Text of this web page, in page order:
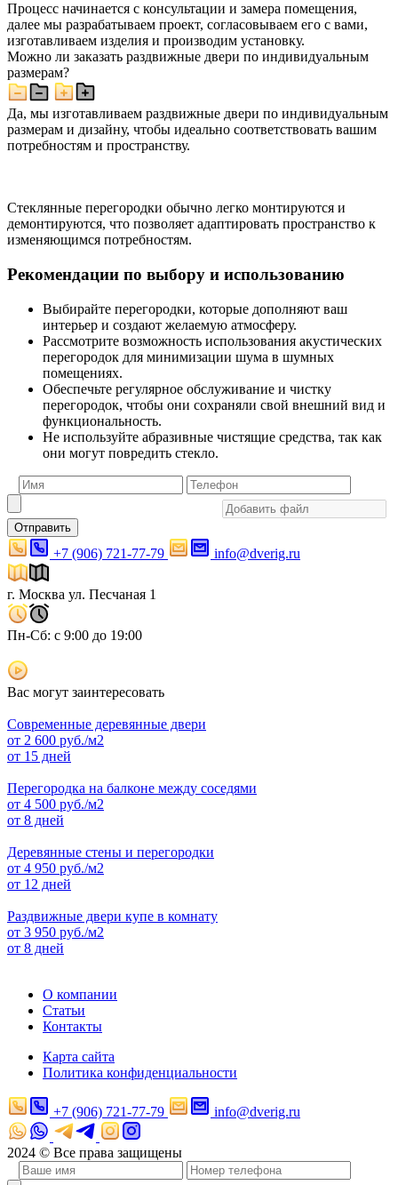
Процесс начинается с консультации и замера помещения,
далее мы разрабатываем проект, согласовываем его с вами,
изготавливаем изделия и производим установку.
Можно ли заказать раздвижные двери по индивидуальным
размерам?
Да, мы изготавливаем раздвижные двери по индивидуальным
размерам и дизайну, чтобы идеально соответствовать вашим
потребностям и пространству.
Стеклянные перегородки обычно легко монтируются и
демонтируются, что позволяет адаптировать пространство к
изменяющимся потребностям.
Рекомендации по выбору и использованию
Выбирайте перегородки, которые дополняют ваш
интерьер и создают желаемую атмосферу.
Рассмотрите возможность использования акустических
перегородок для минимизации шума в шумных
помещениях.
Обеспечьте регулярное обслуживание и чистку
перегородок, чтобы они сохраняли свой внешний вид и
функциональность.
Не используйте абразивные чистящие средства, так как
они могут повредить стекло.
Отправить
+7 (906) 721-77-79 info@dverig.ru
г. Москва ул. Песчаная 1
Пн-Сб: с 9:00 до 19:00
Вас могут заинтересовать
Современные деревянные двери
от 2 600 руб./м2
от 15 дней
Перегородка на балконе между соседями
от 4 500 руб./м2
от 8 дней
Деревянные стены и перегородки
от 4 950 руб./м2
от 12 дней
Раздвижные двери купе в комнату
от 3 950 руб./м2
от 8 дней
О компании
Статьи
Контакты
Карта сайта
Политика конфиденциальности
+7 (906) 721-77-79 info@dverig.ru
2024 © Все права защищены